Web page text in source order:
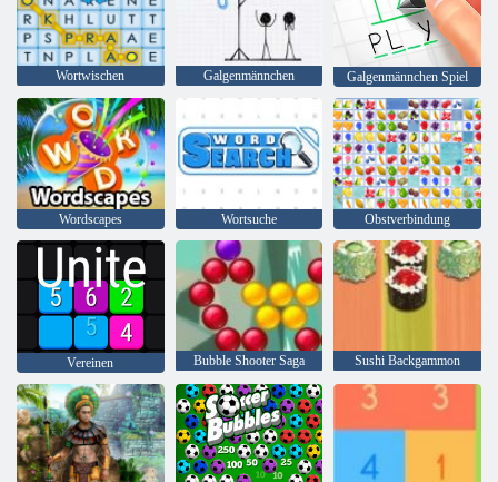
Wortwischen Galgenmännchen Galgenmännchen Spiel
Wordscapes Wortsuche Obstverbindung
Vereinen Bubble Shooter Saga Sushi Backgammon